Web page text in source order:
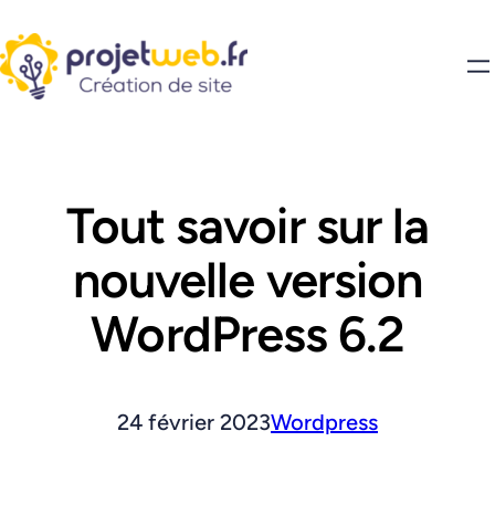
Tout savoir sur la
nouvelle version
WordPress 6.2
24 février 2023Wordpress